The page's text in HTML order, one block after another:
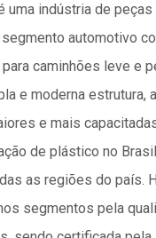
uma indústria de
automotivo
caminhões leve e
e moderna estrutura,
e mais
de plástico no
as regiões do país.
segmentos pela